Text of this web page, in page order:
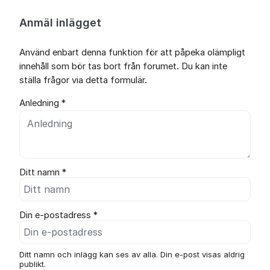
Anmäl inlägget
Använd enbart denna funktion för att påpeka olämpligt
innehåll som bör tas bort från forumet. Du kan inte
ställa frågor via detta formulär.
Anledning *
Ditt namn *
Din e-postadress *
Ditt namn och inlägg kan ses av alla. Din e-post visas aldrig
publikt.